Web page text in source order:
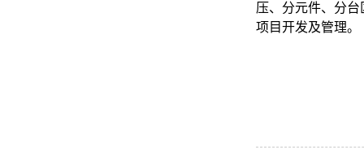
压、分元件、分
项目开发及管理。